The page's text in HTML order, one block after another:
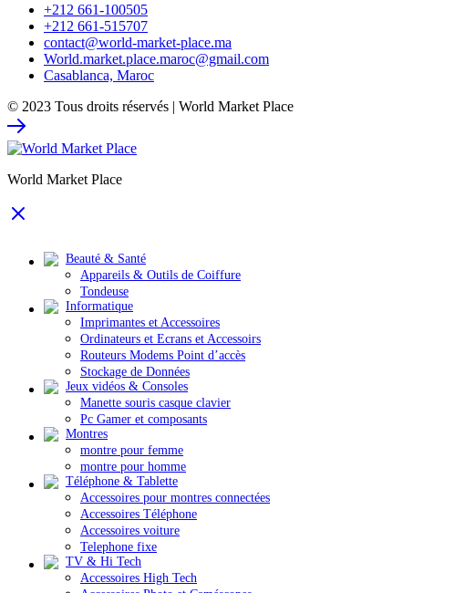
+212 661-100505
+212 661-515707
contact@world-market-place.ma
World.market.place.maroc@gmail.com
Casablanca, Maroc
© 2023 Tous droits réservés | World Market Place
World Market Place
Beauté & Santé
Appareils & Outils de Coiffure
Tondeuse
Informatique
Imprimantes et Accessoires
Ordinateurs et Ecrans et Accessoirs
Routeurs Modems Point d’accès
Stockage de Données
Jeux vidéos & Consoles
Manette souris casque clavier
Pc Gamer et composants
Montres
montre pour femme
montre pour homme
Téléphone & Tablette
Accessoires pour montres connectées
Accessoires Téléphone
Accessoires voiture
Telephone fixe
TV & Hi Tech
Accessoires High Tech